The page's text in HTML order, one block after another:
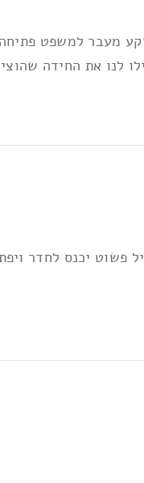
מעבר למשפט פתיחה
לנו את החידה
פשוט יכנס לחדר